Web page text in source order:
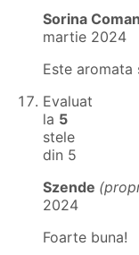
Sorina Coman
martie 2024
Este
Evaluat
la 5
stele
din 5
Szende
2024
Foarte buna!